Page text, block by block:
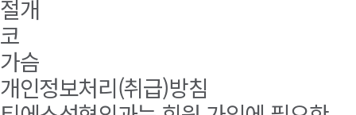
절개
코
가슴
개인정보처리(취급)방침